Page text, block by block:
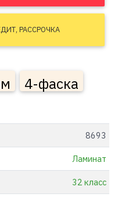
РАССРОЧКА
4-фаска
8693
Ламинат
32 класс